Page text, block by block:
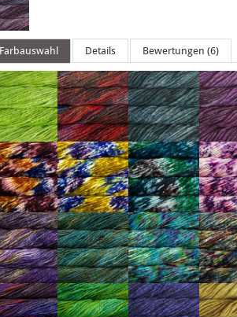
Farbauswahl Details Bewertungen (6)